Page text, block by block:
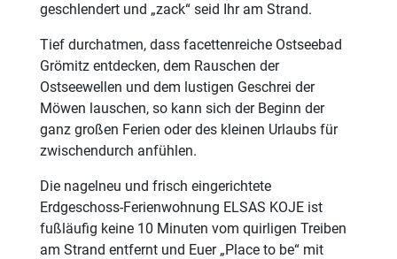
geschlendert und „zack“ seid Ihr am Strand.
Tief durchatmen, dass facettenreiche Ostseebad
Grömitz entdecken, dem Rauschen der
Ostseewellen und dem lustigen Geschrei der
Möwen lauschen, so kann sich der Beginn der
ganz großen Ferien oder des kleinen Urlaubs für
zwischendurch anfühlen.
Die nagelneu und frisch eingerichtete
Erdgeschoss-Ferienwohnung ELSAS KOJE ist
fußläufig keine 10 Minuten vom quirligen Treiben
am Strand entfernt und Euer „Place to be“ mit